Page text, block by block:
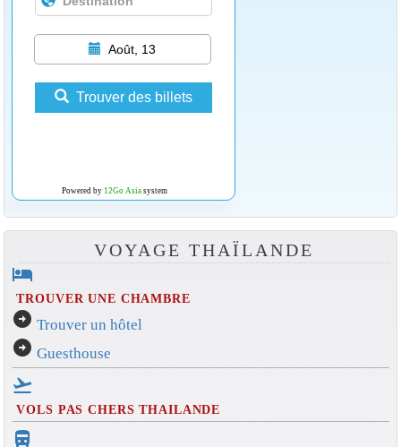
Août, 13
Trouver des billets
Powered by 12Go Asiasystem
VOYAGE THAÏLANDE
hotel
TROUVER UNE CHAMBRE
arrow_circle_right Trouver un hôtel
arrow_circle_right Guesthouse
flight_takeoff
VOLS PAS CHERS THAILANDE
directions_bus_filled